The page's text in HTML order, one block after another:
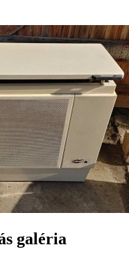
galéria